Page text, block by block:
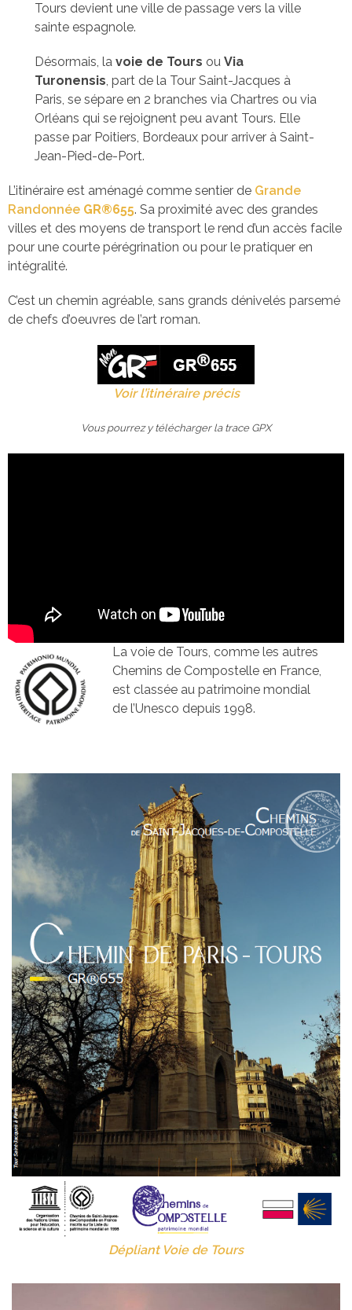
Tours devient une ville de passage vers la ville
sainte espagnole.
Désormais, lavoie de Tours ouVia
Turonensis, part de la Tour Saint-Jacques à
Paris, se sépare en 2 branches via Chartres ou via
Orléans qui se rejoignent peu avant Tours. Elle
passe par Poitiers, Bordeaux pour arriver à Saint-
Jean-Pied-de-Port.
L’itinéraire est aménagé comme sentier de Grande
Randonnée GR®655. Sa proximité avec des grandes
villes et des moyens de transport le rend d’un accès facile
pour une courte pérégrination ou pour le pratiquer en
intégralité.
C’est un chemin agréable, sans grands dénivelés parsemé
de chefs d’oeuvres de l’art roman.
Voir l’itinéraire précis
Vous pourrez y télécharger la trace GPX
La voie de Tours, comme les autres
Chemins de Compostelle en France,
est classée au patrimoine mondial
de l’Unesco depuis 1998.
Dépliant Voie de Tours